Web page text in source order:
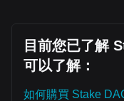
目前您已了解
可以了解：
如何購買 Stake